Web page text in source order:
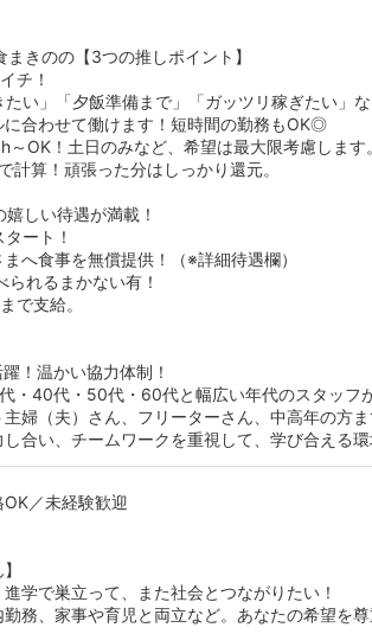
のの【3つの推しポイント】
チ！
い」「夕飯準備まで」「ガッツリ稼ぎたい」
合わせて働けます！短時間の勤務もOK◎
OK！土日のみなど、希望は最大限考慮します
計算！頑張った分はしっかり還元。
しい待遇が満載！
ート！
へ食事を無償提供！（※詳細待遇欄）
れるまかない有！
で支給。
！温かい協力体制！
・40代・50代・60代と幅広い年代のスタッフ
婦（夫）さん、フリーターさん、中高年の方
合い、チームワークを重視して、学び合える
／未経験歓迎
学で巣立って、また社会とつながりたい！
務、家事や育児と両立など。あなたの希望を